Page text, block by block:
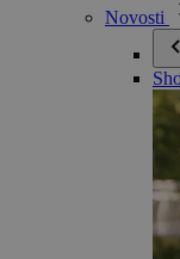
Novosti